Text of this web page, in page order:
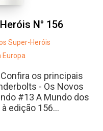
N° 156
Super-Heróis
Europa
os principais
- Os Novos
#13 A Mundo dos
edição 156...